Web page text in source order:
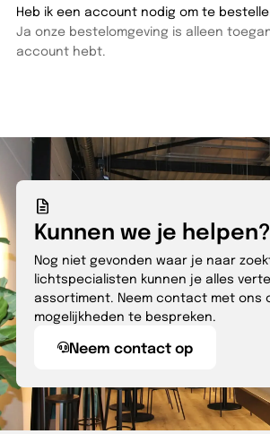
Heb ik een account nodig om te
Ja onze bestelomgeving is alleen
account hebt.
Kunnen we je helpen?
Nog niet gevonden waar je naar
lichtspecialisten kunnen je alles
assortiment. Neem contact met ons
mogelijkheden te bespreken.
Neem contact op